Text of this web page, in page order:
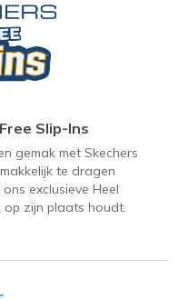
Slip-Ins
gemak met Skechers
te dragen
exclusieve Heel
zijn plaats houdt.